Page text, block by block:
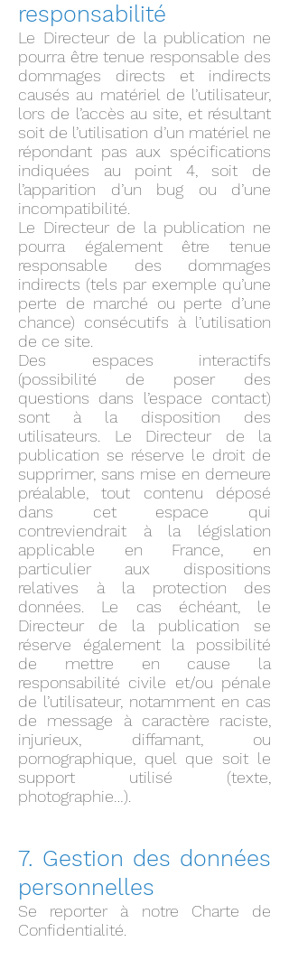
responsabilité
Le Directeur de la publication ne
pourra être tenue responsable des
dommages directs et indirects
causés au matériel de l’utilisateur,
lors de l’accès au site, et résultant
soit de l’utilisation d’un matériel ne
répondant pas aux spécifications
indiquées au point 4, soit de
l’apparition d’un bug ou d’une
incompatibilité.
Le Directeur de la publication ne
pourra également être tenue
responsable des dommages
indirects (tels par exemple qu’une
perte de marché ou perte d’une
chance) consécutifs à l’utilisation
de ce site.
Des espaces interactifs
(possibilité de poser des
questions dans l’espace contact)
sont à la disposition des
utilisateurs. Le Directeur de la
publication se réserve le droit de
supprimer, sans mise en demeure
préalable, tout contenu déposé
dans cet espace qui
contreviendrait à la législation
applicable en France, en
particulier aux dispositions
relatives à la protection des
données. Le cas échéant, le
Directeur de la publication se
réserve également la possibilité
de mettre en cause la
responsabilité civile et/ou pénale
de l’utilisateur, notamment en cas
de message à caractère raciste,
injurieux, diffamant, ou
pornographique, quel que soit le
support utilisé (texte,
photographie…).
7. Gestion des données
personnelles
Se reporter à notre Charte de
Confidentialité.